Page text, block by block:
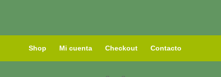
Shop Mi cuenta Checkout Contacto